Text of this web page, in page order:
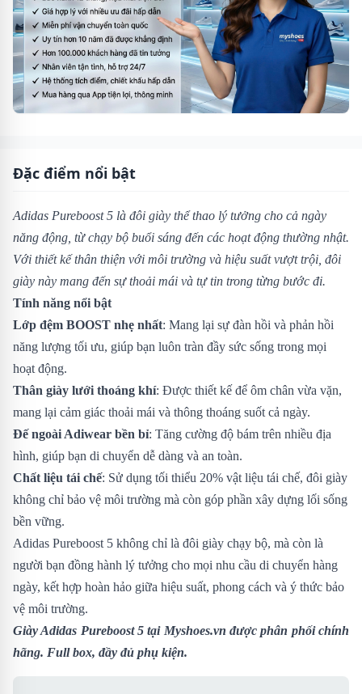
Đặc điểm nổi bật
Adidas Pureboost 5 là đôi giày thể thao lý tưởng cho cả ngày
năng động, từ chạy bộ buổi sáng đến các hoạt động thường nhật.
Với thiết kế thân thiện với môi trường và hiệu suất vượt trội, đôi
giày này mang đến sự thoải mái và tự tin trong từng bước đi.
Tính năng nổi bật
Lớp đệm BOOST nhẹ nhất: Mang lại sự đàn hồi và phản hồi
năng lượng tối ưu, giúp bạn luôn tràn đầy sức sống trong mọi
hoạt động.
Thân giày lưới thoáng khí: Được thiết kế để ôm chân vừa vặn,
mang lại cảm giác thoải mái và thông thoáng suốt cả ngày.
Đế ngoài Adiwear bền bỉ: Tăng cường độ bám trên nhiều địa
hình, giúp bạn di chuyển dễ dàng và an toàn.
Chất liệu tái chế: Sử dụng tối thiểu 20% vật liệu tái chế, đôi giày
không chỉ bảo vệ môi trường mà còn góp phần xây dựng lối sống
bền vững.
Adidas Pureboost 5 không chỉ là đôi giày chạy bộ, mà còn là
người bạn đồng hành lý tưởng cho mọi nhu cầu di chuyển hàng
ngày, kết hợp hoàn hảo giữa hiệu suất, phong cách và ý thức bảo
vệ môi trường.
Giày Adidas Pureboost 5 tại Myshoes.vn được phân phối chính
hãng. Full box, đầy đủ phụ kiện.